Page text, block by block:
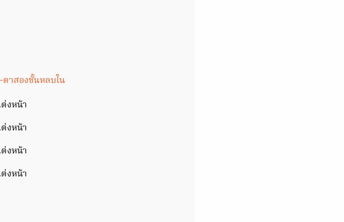
ตาสองชั้นหลบใน